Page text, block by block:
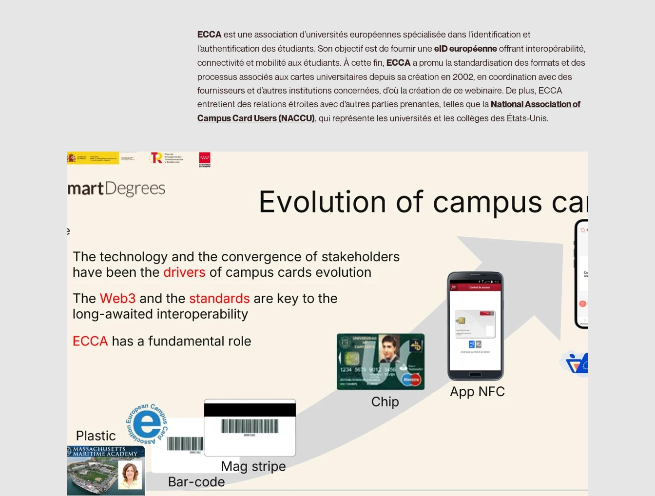
ECCA est une association d’universités européennes spécialisée dans l’identification et
l’authentification des étudiants. Son objectif est de fournir une eID européenneoffrant interopérabilité,
connectivité et mobilité aux étudiants. À cette fin, ECCA a promu la standardisation des formats et des
processus associés aux cartes universitaires depuis sa création en 2002, en coordination avec des
fournisseurs et d’autres institutions concernées, d’où la création de ce webinaire. De plus, ECCA
entretient des relations étroites avec d’autres parties prenantes, telles que laNational Association of
Campus Card Users (NACCU), qui représente les universités et les collèges des États-Unis.